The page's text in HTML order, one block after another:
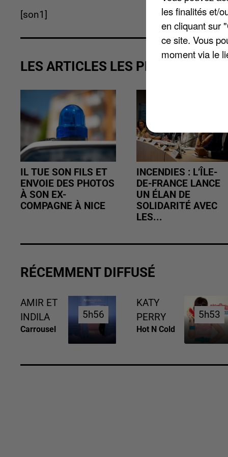
[son1]
LES ARTICLES LES PLUS VUS
IL TUE SON FILS ET
ENVOIE DES PHOTOS
À SON EX-
COMPAGNE À NICE
INCENDIES : L’ÎLE-
DE-FRANCE LANCE
UN ÉLAN DE
SOLIDARITÉ AVEC
LES...
RÉCEMMENT DIFFUSÉ
AMIR ET
INDILA
Carrousel
5h56
5h56
KATY
PERRY
Hot N Cold
5h53
5h53
les finalités et/
en cliquant sur
ce site. Vous
moment via le